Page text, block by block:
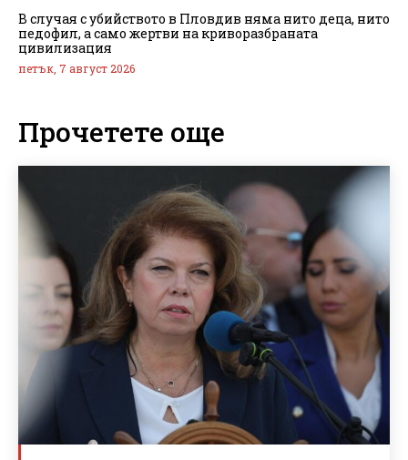
В случая с убийството в Пловдив няма нито деца, нито
педофил, а само жертви на криворазбраната
цивилизация
петък, 7 август 2026
Прочетете още